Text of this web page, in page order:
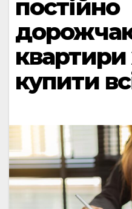
постійно
квартири
купити